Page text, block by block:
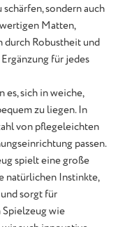
sondern auch
Matten,
durch Robustheit und
für jedes
es, sich in weiche,
zu liegen. In
von pflegeleichten
passen.
spielt eine große
natürlichen Instinkte,
sorgt für
Spielzeug wie